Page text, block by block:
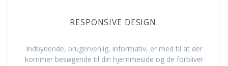
RESPONSIVE DESIGN.
Indbydende, brugervenlig, informativ, er med til at der
kommer besøgende til din hjemmeside og de forbliver